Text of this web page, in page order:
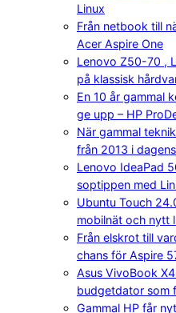
Linux
Från netbook till
Acer Aspire One
Lenovo Z50-70 ,
på klassisk
En 10 år gammal
ge upp – HP
När gammal
från 2013 i
Lenovo IdeaPad
soptippen med
Ubuntu Touch
mobilnät och nytt
Från elskrot till
chans för Aspire
Asus VivoBook
budgetdator som
Gammal HP får